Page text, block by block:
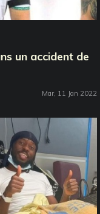
un accident de
Mar, 11 Jan 2022